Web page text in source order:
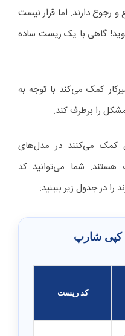
و رجوع دارند. اما قرار نیست
گاهی با یک ریست ساده
کمک می‌کند با توجه به
را برطرف کند.
می‌کنند در مدل‌های
شما می‌توانید کد
را در جدول زیر ببینید:
کپی شارپ
کد ریست